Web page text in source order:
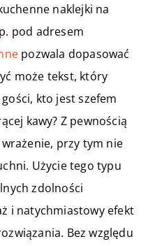
naklejki na
pod adresem
pozwala dopasować
może tekst, który
kto jest szefem
kawy? Z pewnością
przy tym nie
Użycie tego typu
zdolności
i natychmiastowy efekt
Bez względu